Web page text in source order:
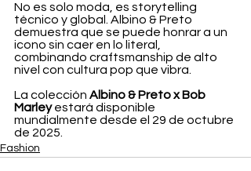
No es solo moda, es storytelling
técnico y global. Albino & Preto
demuestra que se puede honrar a un
icono sin caer en lo literal,
combinando craftsmanship de alto
nivel con cultura pop que vibra.
La colección Albino & Preto x Bob
Marley estará disponible
mundialmente desde el 29 de octubre
de 2025.
Fashion